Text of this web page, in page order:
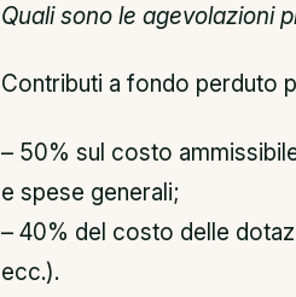
Quali sono le agevolazioni
Contributi a fondo perduto
– 50% sul costo
e spese generali;
– 40% del costo delle
ecc.).